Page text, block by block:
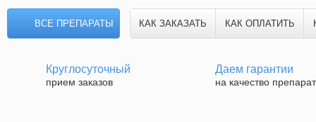
ВСЕ ПРЕПАРАТЫ КАК ЗАКАЗАТЬ КАК ОПЛАТИТЬ
Круглосуточный
прием заказов
Даем гарантии
на качество